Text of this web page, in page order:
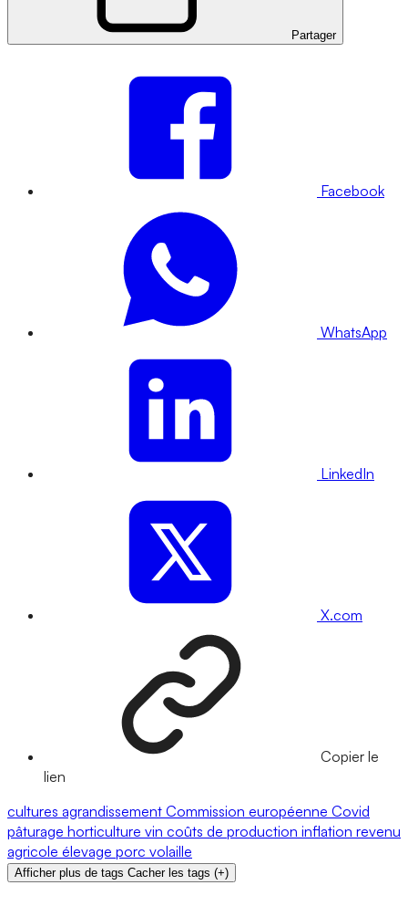
Partager
Facebook
WhatsApp
LinkedIn
X.com
Copier le
lien
cultures agrandissement Commission européenne Covid
pâturage horticulture vin coûts de production inflation revenu
agricole élevage porc volaille
Afficher plus de tags Cacher les tags (+)